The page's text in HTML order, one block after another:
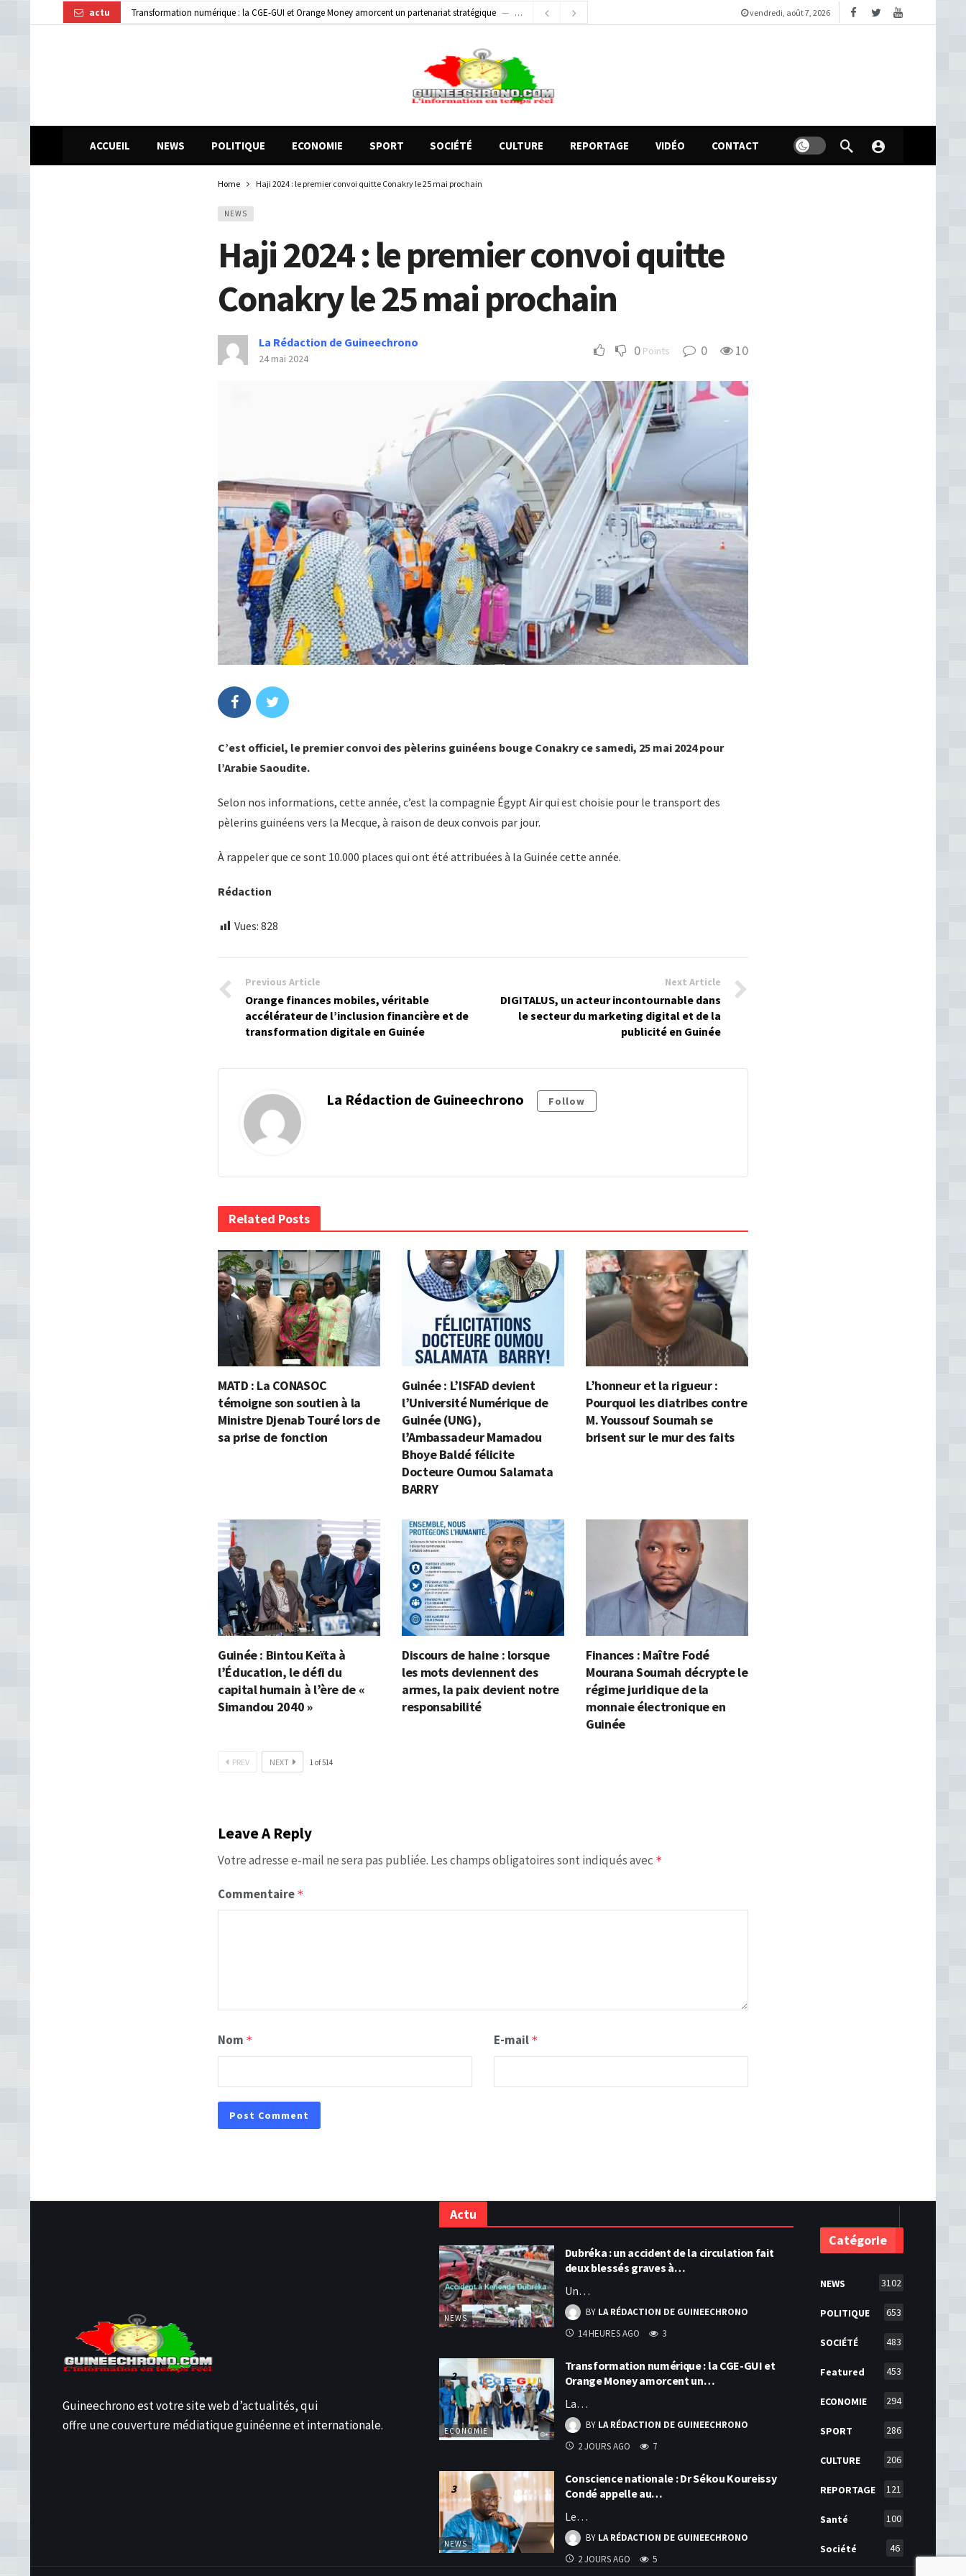
actu Transformation numérique : la CGE-GUI et Orange Money amorcent un partenariat stratégique
14 heures ago
vendredi, août 7, 2026
ACCUEIL NEWS POLITIQUE ECONOMIE SPORT SOCIÉTÉ CULTURE REPORTAGE VIDÉO CONTACT
Home Haji 2024 : le premier convoi quitte Conakry le 25 mai prochain
NEWS
Haji 2024 : le premier convoi quitte
Conakry le 25 mai prochain
La Rédaction de Guineechrono
24 mai 2024 0 Points 0 10
C’est officiel, le premier convoi des pèlerins guinéens bouge Conakry ce samedi, 25 mai 2024 pour
l’Arabie Saoudite.
Selon nos informations, cette année, c’est la compagnie Égypt Air qui est choisie pour le transport des
pèlerins guinéens vers la Mecque, à raison de deux convois par jour.
À rappeler que ce sont 10.000 places qui ont été attribuées à la Guinée cette année.
Rédaction
Vues: 828
Previous Article
Orange finances mobiles, véritable
accélérateur de l’inclusion financière et de
transformation digitale en Guinée
Next Article
DIGITALUS, un acteur incontournable dans
le secteur du marketing digital et de la
publicité en Guinée
La Rédaction de Guineechrono Follow
Related Posts
MATD : La CONASOC
témoigne son soutien à la
Ministre Djenab Touré lors de
sa prise de fonction
Guinée : L’ISFAD devient
l’Université Numérique de
Guinée (UNG),
l’Ambassadeur Mamadou
Bhoye Baldé félicite
Docteure Oumou Salamata
BARRY
L’honneur et la rigueur :
Pourquoi les diatribes contre
M. Youssouf Soumah se
brisent sur le mur des faits
Guinée : Bintou Keïta à
l’Éducation, le défi du
capital humain à l’ère de «
Simandou 2040 »
Discours de haine : lorsque
les mots deviennent des
armes, la paix devient notre
responsabilité
Finances : Maître Fodé
Mourana Soumah décrypte le
régime juridique de la
monnaie électronique en
Guinée
PREV NEXT 1 of514
Leave A Reply
Votre adresse e-mail ne sera pas publiée. Les champs obligatoires sont indiqués avec *
Commentaire *
Nom * E-mail *
Guineechrono est votre site web d’actualités, qui
offre une couverture médiatique guinéenne et internationale.
Actu
NEWS
Dubréka : un accident de la circulation fait
deux blessés graves à…
Un…
BY LA RÉDACTION DE GUINEECHRONO
14 HEURES AGO
3
ECONOMIE
Transformation numérique : la CGE-GUI et
Orange Money amorcent un…
La…
BY LA RÉDACTION DE GUINEECHRONO
2 JOURS AGO
7
NEWS
Conscience nationale : Dr Sékou Koureissy
Condé appelle au…
Le…
BY LA RÉDACTION DE GUINEECHRONO
2 JOURS AGO
5
Catégorie
NEWS 3102
POLITIQUE 653
SOCIÉTÉ 483
Featured 453
ECONOMIE 294
SPORT 286
CULTURE 206
REPORTAGE 121
Santé 100
Société 46